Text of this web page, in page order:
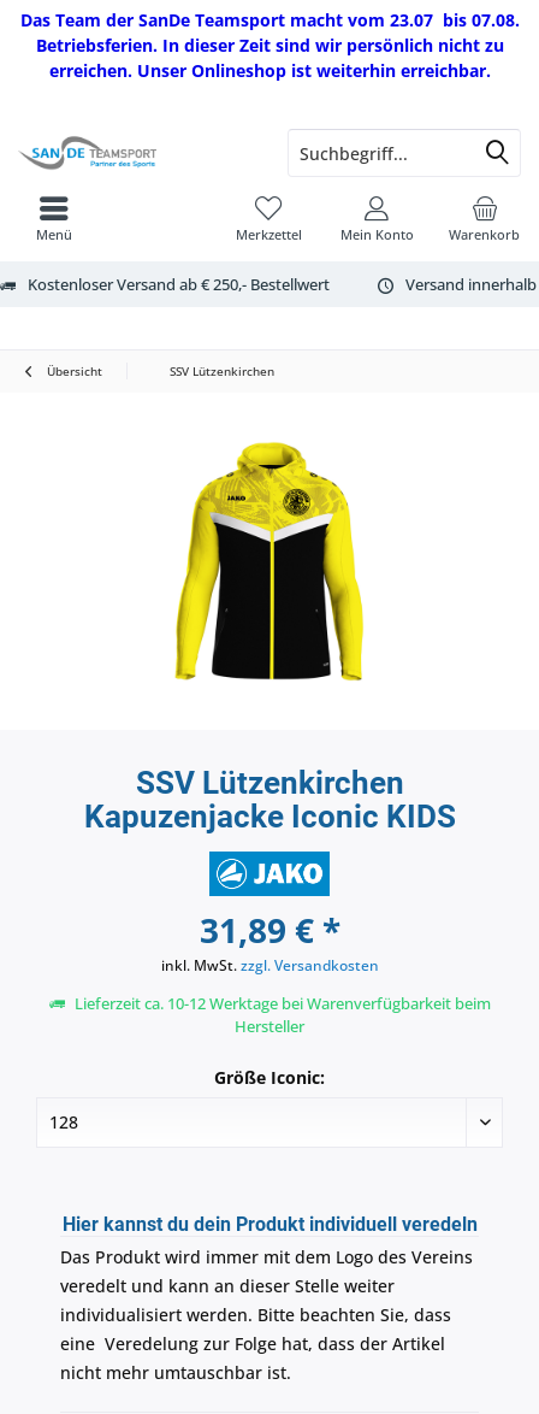
Das Team der SanDe Teamsport macht vom 23.07 bis 07.08.
Betriebsferien. In dieser Zeit sind wir persönlich nicht zu
erreichen. Unser Onlineshop ist weiterhin erreichbar.
Kostenloser Versand ab € 250,- Bestellwert Versand
Warenkorb
Merkzettel Mein Konto
Menü
Übersicht SSV Lützenkirchen
SSV Lützenkirchen
Kapuzenjacke Iconic KIDS
31,89 € *
inkl. MwSt.zzgl. Versandkosten
Lieferzeit ca. 10-12 Werktage bei Warenverfügbarkeit beim
Hersteller
Größe Iconic:
Hier kannst du dein Produkt individuell veredeln
Das Produkt wird immer mit dem Logo des Vereins
veredelt und kann an dieser Stelle weiter
individualisiert werden. Bitte beachten Sie, dass
eine Veredelung zur Folge hat, dass der Artikel
nicht mehr umtauschbar ist.